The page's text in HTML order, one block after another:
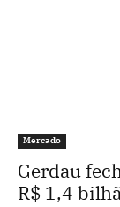
Mercado
Gerdau
R$ 1,4